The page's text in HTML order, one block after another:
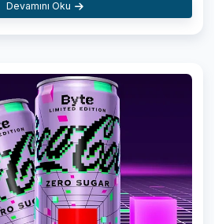
Devamını Oku